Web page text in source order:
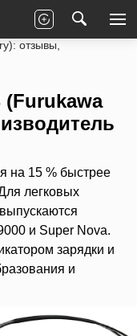
Запчасти
отзывы,
(Furukawa
на 15 % быстрее
легковых
и Super Nova.
зарядки и
и